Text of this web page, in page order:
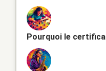
Pourquoi le